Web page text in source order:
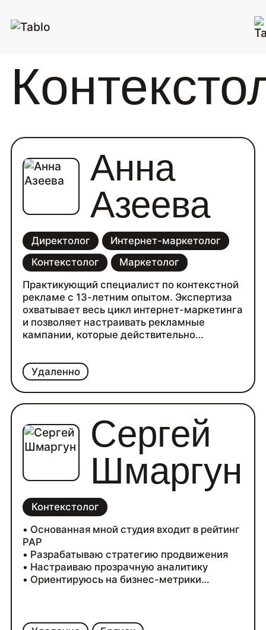
Удаленно
Анна
Азеева
Директолог
Интернет-маркетолог
Контекстолог
Маркетолог
Практикующий специалист по контекстной
рекламе с 13-летним опытом. Экспертиза
охватывает весь цикл интернет-маркетинга
и позволяет настраивать рекламные
кампании, которые действительно
Сергей
Шмаргун
Контекстолог
• Основанная мной студия входит в рейтинг
РАР
• Разрабатываю стратегию продвижения
• Настраиваю прозрачную аналитику
• Ориентируюсь на бизнес-метрики